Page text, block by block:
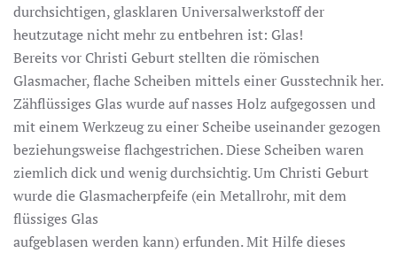
durchsichtigen, glasklaren Universalwerkstoff der
heutzutage nicht mehr zu entbehren ist: Glas!
Bereits vor Christi Geburt stellten die römischen
Glasmacher, flache Scheiben mittels einer Gusstechnik her.
Zähflüssiges Glas wurde auf nasses Holz aufgegossen und
mit einem Werkzeug zu einer Scheibe useinander gezogen
beziehungsweise flachgestrichen. Diese Scheiben waren
ziemlich dick und wenig durchsichtig. Um Christi Geburt
wurde die Glasmacherpfeife (ein Metallrohr, mit dem
flüssiges Glas
aufgeblasen werden kann) erfunden. Mit Hilfe dieses